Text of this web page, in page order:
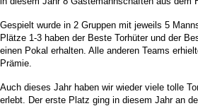
Gespielt wurde in 2 Gruppen mit jeweils 5
Plätze 1-3 haben der Beste Torhüter und der
einen Pokal erhalten. Alle anderen Teams
Prämie.
Auch dieses Jahr haben wir wieder viele tolle
erlebt. Der erste Platz ging in diesem Jahr an